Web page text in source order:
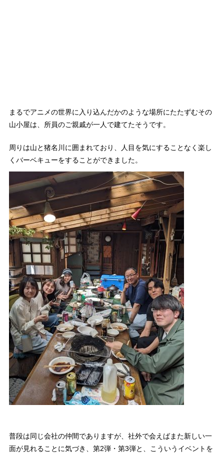
まるでアニメの世界に入り込んだかのような場所にたたずむその
山小屋は、所員のご親戚が一人で建てたそうです。
周りは山と猪名川に囲まれており、人目を気にすることなく楽し
くバーベキューをすることができました。
普段は同じ会社の仲間でありますが、社外で会えばまた新しい一
面が見れることに気づき、第2弾・第3弾と、こういうイベントを